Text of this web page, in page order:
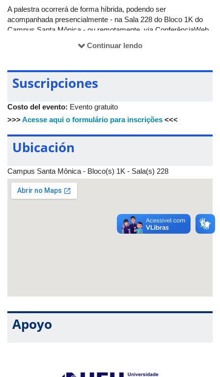
A palestra ocorrerá de forma híbrida, podendo ser
acompanhada presencialmente - na Sala 228 do Bloco 1K do
Campus Santa Mônica - ou remotamente, via ConferênciaWeb
Continuar lendo
Suscripciones
Costo del evento: Evento gratuito
>>>Acesse aqui o formulário para inscrições <<<
Ubicación
Campus Santa Mônica - Bloco(s) 1K - Sala(s) 228
Apoyo